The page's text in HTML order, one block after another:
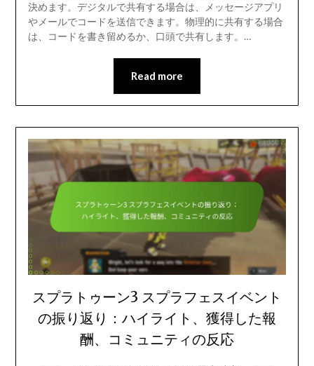
決めます。デジタルで共有する場合は、メッセージアプリ
やメールでコードを送信できます。物理的に共有する場合
は、コードを書き留めるか、口頭で共有します。…
Read more
スプラトゥーン3 スプラフェスイベント
の振り返り：ハイライト、獲得した報
酬、コミュニティの反応